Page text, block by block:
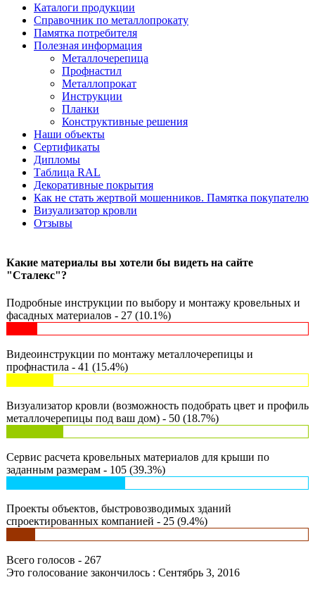
Каталоги продукции
Справочник по металлопрокату
Памятка потребителя
Полезная информация
Металлочерепица
Профнастил
Металлопрокат
Инструкции
Планки
Конструктивные решения
Наши объекты
Сертификаты
Дипломы
Таблица RAL
Декоративные покрытия
Как не стать жертвой мошенников. Памятка покупателю
Визуализатор кровли
Отзывы
Какие материалы вы хотели бы видеть на сайте
"Сталекс"?
Подробные инструкции по выбору и монтажу кровельных и
фасадных материалов - 27 (10.1%)
Видеоинструкции по монтажу металлочерепицы и
профнастила - 41 (15.4%)
Визуализатор кровли (возможность подобрать цвет и профиль
металлочерепицы под ваш дом) - 50 (18.7%)
Сервис расчета кровельных материалов для крыши по
заданным размерам - 105 (39.3%)
Проекты объектов, быстровозводимых зданий
спроектированных компанией - 25 (9.4%)
Всего голосов - 267
Это голосование закончилось : Сентябрь 3, 2016